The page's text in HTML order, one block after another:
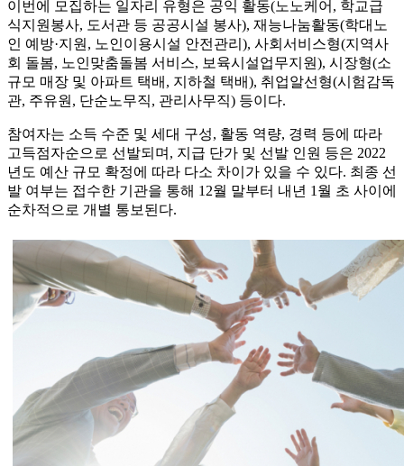
이번에 모집하는 일자리 유형은 공익 활동(노노케어, 학교급
식지원봉사, 도서관 등 공공시설 봉사), 재능나눔활동(학대노
인 예방·지원, 노인이용시설 안전관리), 사회서비스형(지역사
회 돌봄, 노인맞춤돌봄 서비스, 보육시설업무지원), 시장형(소
규모 매장 및 아파트 택배, 지하철 택배), 취업알선형(시험감독
관, 주유원, 단순노무직, 관리사무직) 등이다.
참여자는 소득 수준 및 세대 구성, 활동 역량, 경력 등에 따라
고득점자순으로 선발되며, 지급 단가 및 선발 인원 등은 2022
년도 예산 규모 확정에 따라 다소 차이가 있을 수 있다. 최종 선
발 여부는 접수한 기관을 통해 12월 말부터 내년 1월 초 사이에
순차적으로 개별 통보된다.